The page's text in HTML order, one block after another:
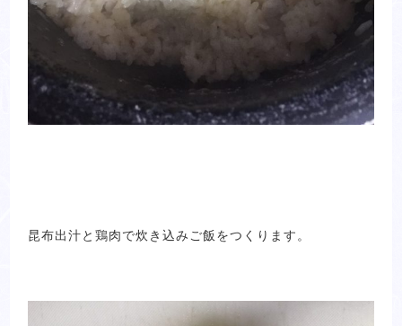
昆布出汁と鶏肉で炊き込みご飯をつくります。